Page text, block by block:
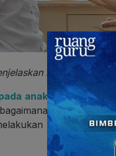
kesalahan
anakketika mereka
perasaan
kesalahan